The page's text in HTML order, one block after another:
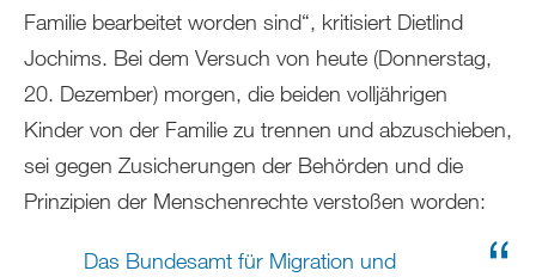
Familie bearbeitet worden sind“, kritisiert Dietlind
Jochims. Bei dem Versuch von heute (Donnerstag,
20. Dezember) morgen, die beiden volljährigen
Kinder von der Familie zu trennen und abzuschieben,
sei gegen Zusicherungen der Behörden und die
Prinzipien der Menschenrechte verstoßen worden:
Das Bundesamt für Migration und